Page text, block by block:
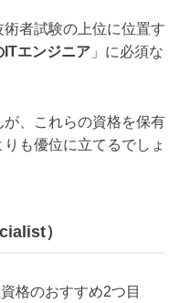
者試験の上位に位置す
ITエンジニア 」に必須な
、これらの資格を保有
も優位に立てるでしょ
）
格のおすすめ2つ目